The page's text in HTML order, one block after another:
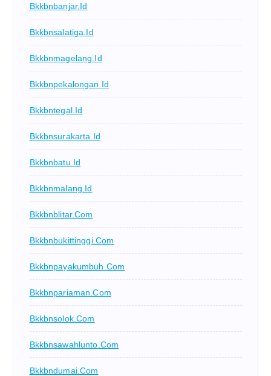
Bkkbnbanjar.id
Bkkbnsalatiga.id
Bkkbnmagelang.id
Bkkbnpekalongan.id
Bkkbntegal.id
Bkkbnsurakarta.id
Bkkbnbatu.id
Bkkbnmalang.id
Bkkbnblitar.com
Bkkbnbukittinggi.com
Bkkbnpayakumbuh.com
Bkkbnpariaman.com
Bkkbnsolok.com
Bkkbnsawahlunto.com
Bkkbndumai.com